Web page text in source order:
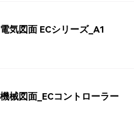
電気図面 ECシリーズ_A1
機械図面_ECコントローラー